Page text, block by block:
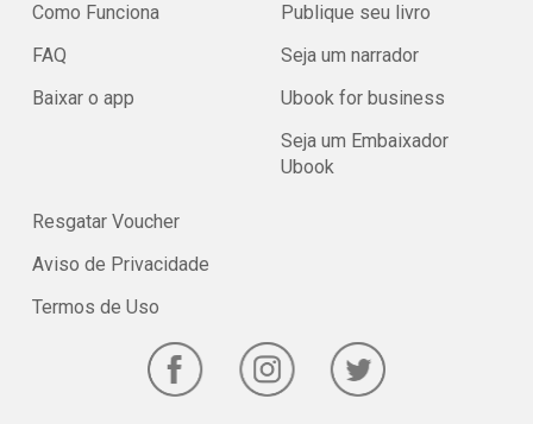
Como Funciona
FAQ
Baixar o app
Publique seu livro
Seja um narrador
Ubook for business
Seja um Embaixador
Ubook
Resgatar Voucher
Aviso de Privacidade
Termos de Uso